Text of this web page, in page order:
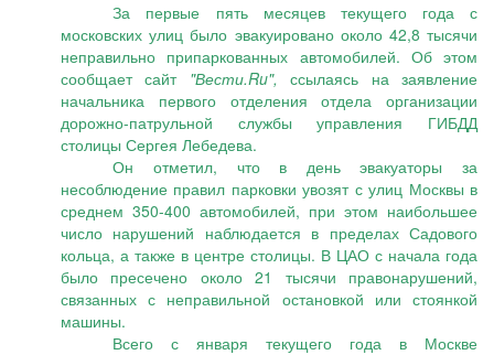
За первые пять месяцев текущего года с
московских улиц было эвакуировано около 42,8 тысячи
неправильно припаркованных автомобилей. Об этом
сообщает сайт "Вести.Ru", ссылаясь на заявление
начальника первого отделения отдела организации
дорожно-патрульной службы управления ГИБДД
столицы Сергея Лебедева.
Он отметил, что в день эвакуаторы за
несоблюдение правил парковки увозят с улиц Москвы в
среднем 350-400 автомобилей, при этом наибольшее
число нарушений наблюдается в пределах Садового
кольца, а также в центре столицы. В ЦАО с начала года
было пресечено около 21 тысячи правонарушений,
связанных с неправильной остановкой или стоянкой
машины.
Всего с января текущего года в Москве